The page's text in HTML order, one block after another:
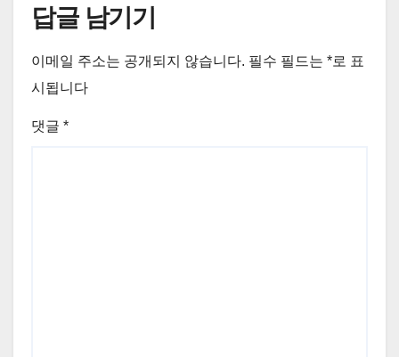
답글 남기기
이메일 주소는 공개되지 않습니다. 필수 필드는 *로 표
시됩니다
댓글 *